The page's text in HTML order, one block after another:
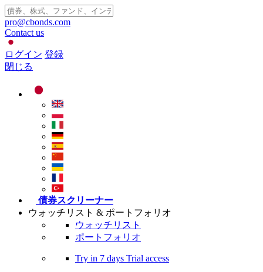
pro@cbonds.com
Contact us
ログイン 登録
閉じる
債券スクリーナー
ウォッチリスト & ポートフォリオ
ウォッチリスト
ポートフォリオ
Try in 7 days Trial access